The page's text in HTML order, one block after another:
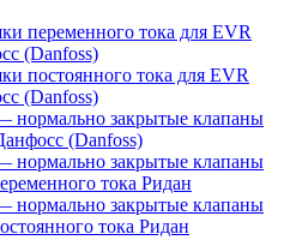
переменного тока для EVR
(Danfoss)
постоянного тока для EVR
(Danfoss)
нормально закрытые клапаны
(Danfoss)
нормально закрытые клапаны
тока Ридан
нормально закрытые клапаны
тока Ридан